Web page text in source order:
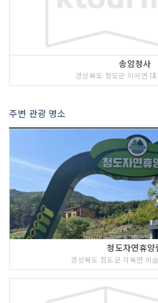
송암정사
경상북도 청도군 이서면
주변 관광 명소
청도자연휴양
경상북도 청도군 각북면 비